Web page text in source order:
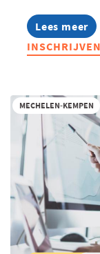
Lees meer
about
Finance
update
INSCHRIJVEN
MECHELEN-KEMPEN